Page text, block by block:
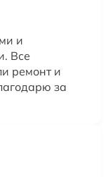
и
Все
ремонт и
за